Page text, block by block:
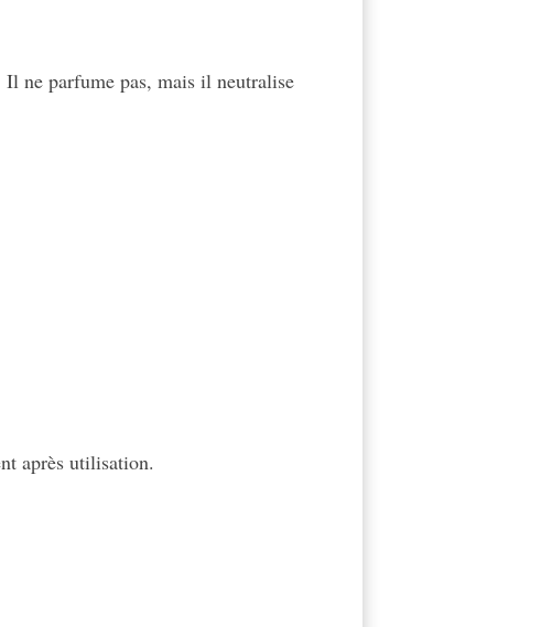
Il ne parfume pas, mais il neutralise
après utilisation.